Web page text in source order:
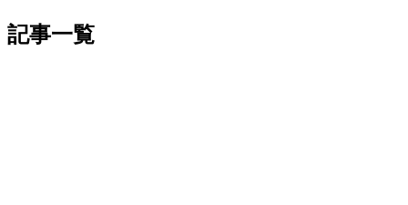
記事一覧